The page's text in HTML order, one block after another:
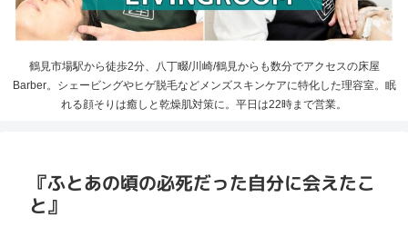
鶴見市場駅から徒歩2分、八丁畷/川崎/鶴見からも数分でアクセスの床屋
Barber。シェービングやヒゲ脱毛などメンズスキンケアに特化した理容室。眠
れる顔そりは癒しと乾燥肌対策に。平日は22時まで営業。
『ふとあの頃の必死だった自分に会えたこ
と』